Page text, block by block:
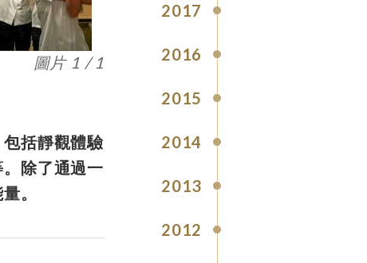
2017
2016
2015
2014
2013
2012
圖片 1 / 1
括靜觀體驗
除了通過一
。